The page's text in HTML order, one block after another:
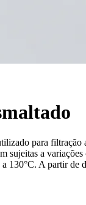
para
a
130°C. A partir